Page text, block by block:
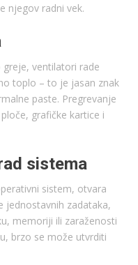
njegov radni vek.
ventilatori rade
toplo – to je jasan znak
paste. Pregrevanje
grafičke kartice i
sistema
sistem, otvara
jednostavnih zadataka,
memoriji ili zaraženosti
brzo se može utvrditi